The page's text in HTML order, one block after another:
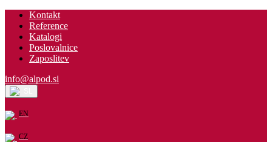
Kontakt
Reference
Katalogi
Poslovalnice
Zaposlitev
info@alpod.si
EN
CZ